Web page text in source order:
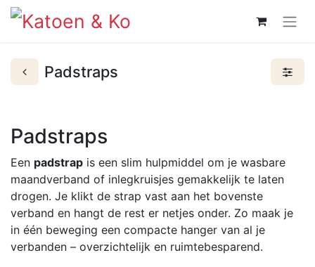
Padstraps
Padstraps
Een padstrap is een slim hulpmiddel om je wasbare
maandverband of inlegkruisjes gemakkelijk te laten
drogen. Je klikt de strap vast aan het bovenste
verband en hangt de rest er netjes onder. Zo maak je
in één beweging een compacte hanger van al je
verbanden – overzichtelijk en ruimtebesparend.